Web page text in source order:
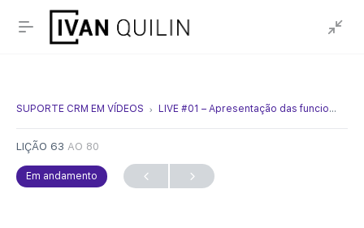
SUPORTE CRM EM VÍDEOS LIVE #01 – Apresentação das funcionalidades do CRM Conslike
LIÇÃO 63 AO 80
Em andamento